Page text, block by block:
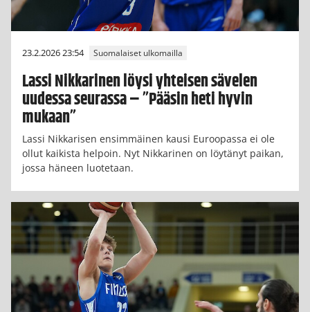
23.2.2026 23:54 Suomalaiset ulkomailla
Lassi Nikkarinen löysi yhteisen sävelen
uudessa seurassa – ”Pääsin heti hyvin
mukaan”
Lassi Nikkarisen ensimmäinen kausi Euroopassa ei ole
ollut kaikista helpoin. Nyt Nikkarinen on löytänyt paikan,
jossa häneen luotetaan.